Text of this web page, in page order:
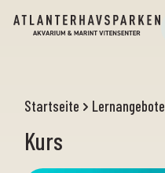
Startseite Lernangebote
Kurs